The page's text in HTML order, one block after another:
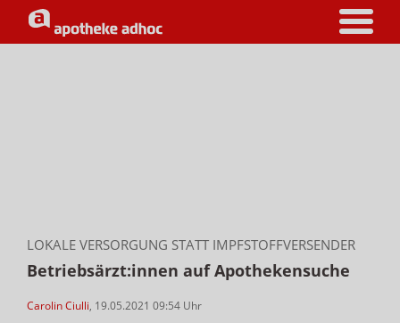
LOKALE VERSORGUNG STATT IMPFSTOFFVERSENDER
Betriebsärzt:innen auf Apothekensuche
Carolin Ciulli, 19.05.2021 09:54 Uhr